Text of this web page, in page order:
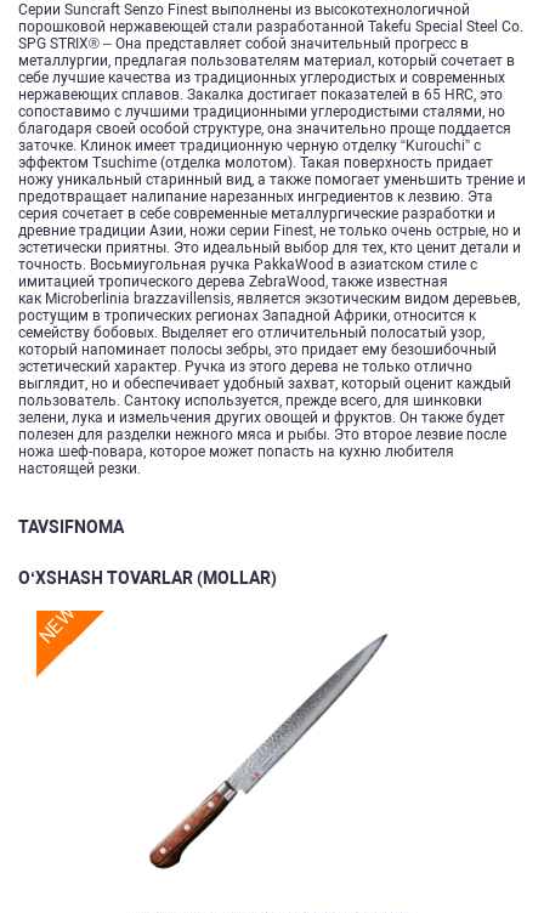
Серии Suncraft Senzo Finest выполнены из высокотехнологичной
порошковой нержавеющей стали разработанной Takefu Special Steel Co.
SPG STRIX® – Она представляет собой значительный прогресс в
металлургии, предлагая пользователям материал, который сочетает в
себе лучшие качества из традиционных углеродистых и современных
нержавеющих сплавов. Закалка достигает показателей в 65 HRC, это
сопоставимо с лучшими традиционными углеродистыми сталями, но
благодаря своей особой структуре, она значительно проще поддается
заточке. Клинок имеет традиционную черную отделку “Kurouchi” с
эффектом Tsuchime (отделка молотом). Такая поверхность придает
ножу уникальный старинный вид, а также помогает уменьшить трение и
предотвращает налипание нарезанных ингредиентов к лезвию. Эта
серия сочетает в себе современные металлургические разработки и
древние традиции Азии, ножи серии Finest, не только очень острые, но и
эстетически приятны. Это идеальный выбор для тех, кто ценит детали и
точность. Восьмиугольная ручка PakkaWood в азиатском стиле с
имитацией тропического дерева ZebraWood, также известная
как Microberlinia brazzavillensis, является экзотическим видом деревьев,
ростущим в тропических регионах Западной Африки, относится к
семейству бобовых. Выделяет его отличительный полосатый узор,
который напоминает полосы зебры, это придает ему безошибочный
эстетический характер. Ручка из этого дерева не только отлично
выглядит, но и обеспечивает удобный захват, который оценит каждый
пользователь. Сантоку используется, прежде всего, для шинковки
зелени, лука и измельчения других овощей и фруктов. Он также будет
полезен для разделки нежного мяса и рыбы. Это второе лезвие после
ножа шеф-повара, которое может попасть на кухню любителя
настоящей резки.
TAVSIFNOMA
O‘XSHASH TOVARLAR (MOLLAR)
NEW